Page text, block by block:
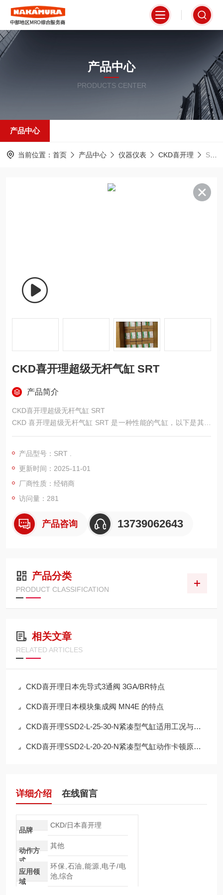
产品中心
PRODUCTS CENTER
产品中心
当前位置： 首页 产品中心 仪器仪表 CKD喜开理 SRT .CKD喜开理超级无杆气缸 SRT
CKD喜开理超级无杆气缸 SRT
产品简介
CKD喜开理超级无杆气缸 SRT
CKD 喜开理超级无杆气缸 SRT 是一种性能的气缸，以下是其相
关介绍：
产品特点：高负荷、长寿命：采用新润滑机构，大幅提高了气缸
的寿命和动作稳定性，能够承受较高的负荷。
带高精度导轨：缸径尺寸 Φ12～Φ25 集成式安装了一轴的高精度
线性导轨，Φ25～Φ63 集成式安装了二轴的高精度线性导轨，适
带制动器：Φ12～Φ63
产品型号：SRT .
更新时间：2025-11-01
厂商性质：经销商
访问量：281
产品咨询 13739062643
产品分类
PRODUCT CLASSIFICATION
相关文章
RELATED ARTICLES
CKD喜开理日本先导式3通阀 3GA/BR特点
CKD喜开理日本模块集成阀 MN4E 的特点
CKD喜开理SSD2-L-25-30-N紧凑型气缸适用工况与参数详解
CKD喜开理SSD2-L-20-20-N紧凑型气缸动作卡顿原因排查
详细介绍 在线留言
品牌
CKD/日本喜开理
动作方
式
其他
应用领
域
环保,石油,能源,电子/电
池,综合